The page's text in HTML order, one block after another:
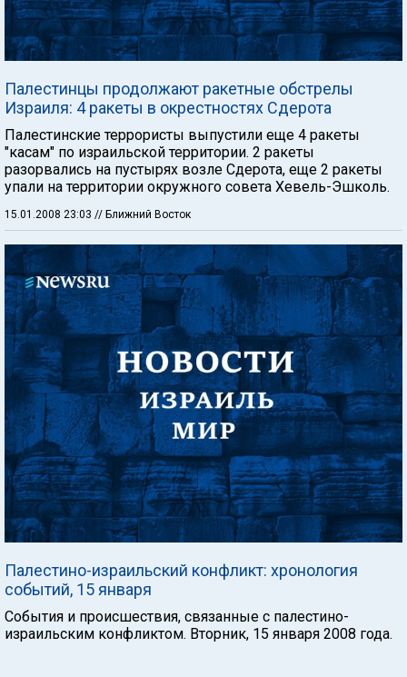
Палестинцы продолжают ракетные обстрелы
Израиля: 4 ракеты в окрестностях Сдерота
Палестинские террористы выпустили еще 4 ракеты
"касам" по израильской территории. 2 ракеты
разорвались на пустырях возле Сдерота, еще 2 ракеты
упали на территории окружного совета Хевель-Эшколь.
15.01.2008 23:03 // Ближний Восток
Палестино-израильский конфликт: хронология
событий, 15 января
События и происшествия, связанные с палестино-
израильским конфликтом. Вторник, 15 января 2008 года.